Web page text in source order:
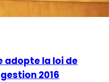
adopte la loi de
2016